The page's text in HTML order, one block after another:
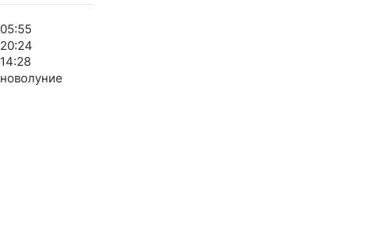
05:55
20:24
14:28
новолуние